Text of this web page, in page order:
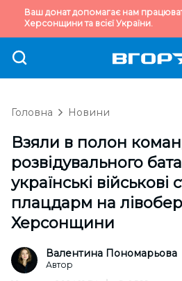
Ваш донат допомагає нам
Херсонщини та всієї України.
Головна Новини
Взяли в полон
розвідувального
українські
плацдарм на
Херсонщини
Валентина Пономарьова
Автор